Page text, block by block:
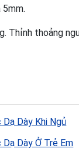
Thỉnh thoảng
Dày Khi Ngủ
Dày Ở Trẻ Em